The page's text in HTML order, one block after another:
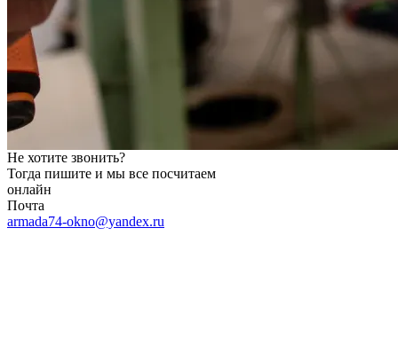
Не хотите звонить?
Тогда пишите и мы все посчитаем
онлайн
Почта
armada74-okno@yandex.ru